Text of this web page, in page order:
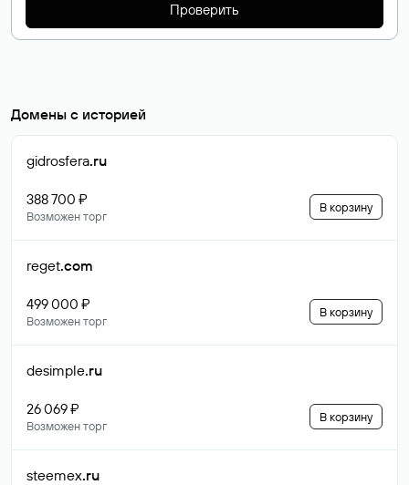
Проверить
Домены с историей
gidrosfera.ru
388 700 ₽
Возможен торг
В корзину
reget.com
499 000 ₽
Возможен торг
В корзину
desimple.ru
26 069 ₽
Возможен торг
В корзину
steemex.ru